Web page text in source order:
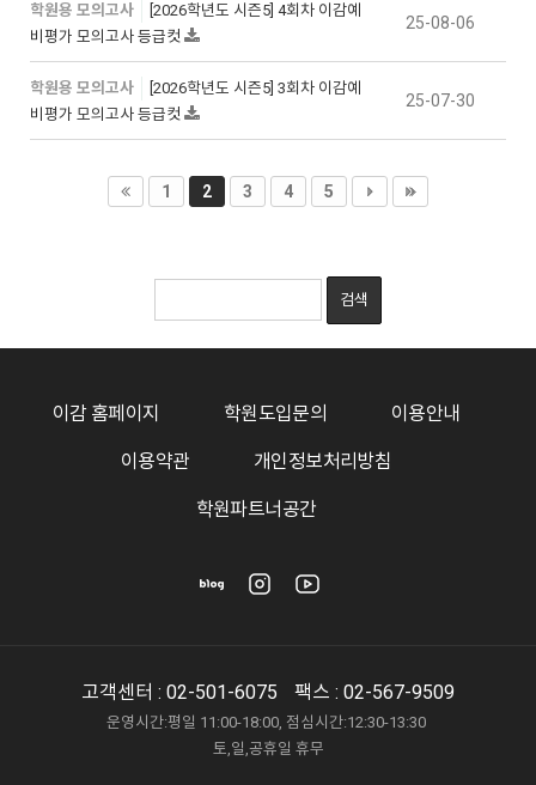
학원용 모의고사
[2026학년도 시즌5] 4회차 이감예
비평가 모의고사 등급컷
25-08-06
학원용 모의고사
[2026학년도 시즌5] 3회차 이감예
비평가 모의고사 등급컷
25-07-30
1 2 3 4 5
이감 홈페이지 학원도입문의 이용안내
이용약관 개인정보처리방침
학원파트너공간
고객센터 : 02-501-6075 팩스 : 02-567-9509
운영시간:평일 11:00-18:00, 점심시간:12:30-13:30
토,일,공휴일 휴무